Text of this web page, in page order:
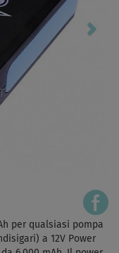
per qualsiasi pompa
a 12V Power